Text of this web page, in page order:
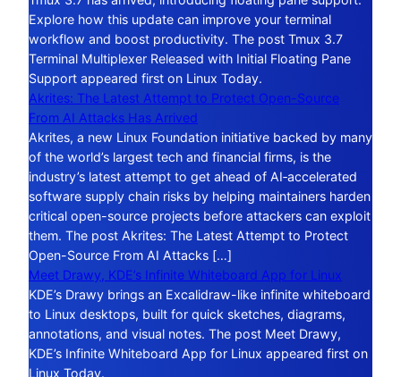
Explore how this update can improve your terminal
workflow and boost productivity. The post Tmux 3.7
Terminal Multiplexer Released with Initial Floating Pane
Support appeared first on Linux Today.
Akrites: The Latest Attempt to Protect Open-Source
From AI Attacks Has Arrived
Akrites, a new Linux Foundation initiative backed by many
of the world’s largest tech and financial firms, is the
industry’s latest attempt to get ahead of AI‑accelerated
software supply chain risks by helping maintainers harden
critical open-source projects before attackers can exploit
them. The post Akrites: The Latest Attempt to Protect
Open-Source From AI Attacks […]
Meet Drawy, KDE’s Infinite Whiteboard App for Linux
KDE’s Drawy brings an Excalidraw-like infinite whiteboard
to Linux desktops, built for quick sketches, diagrams,
annotations, and visual notes. The post Meet Drawy,
KDE’s Infinite Whiteboard App for Linux appeared first on
Linux Today.